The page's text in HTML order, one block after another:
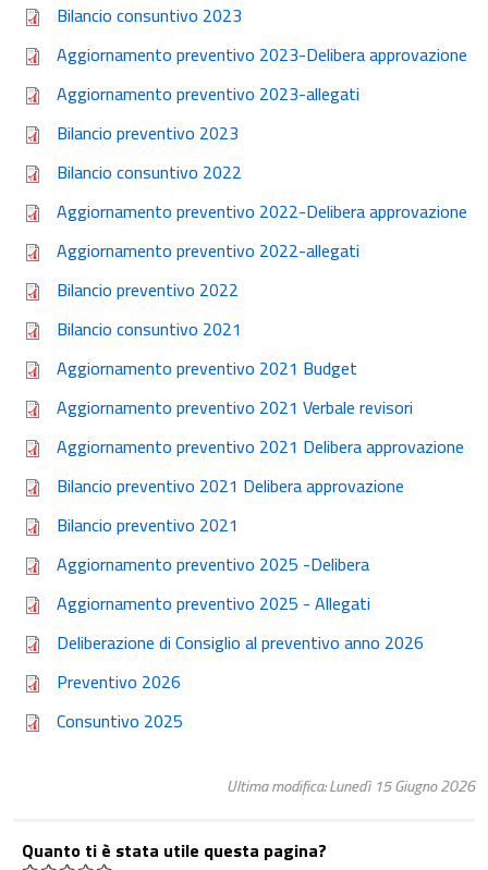
Bilancio consuntivo 2023
Aggiornamento preventivo 2023-Delibera approvazione
Aggiornamento preventivo 2023-allegati
Bilancio preventivo 2023
Bilancio consuntivo 2022
Aggiornamento preventivo 2022-Delibera approvazione
Aggiornamento preventivo 2022-allegati
Bilancio preventivo 2022
Bilancio consuntivo 2021
Aggiornamento preventivo 2021 Budget
Aggiornamento preventivo 2021 Verbale revisori
Aggiornamento preventivo 2021 Delibera approvazione
Bilancio preventivo 2021 Delibera approvazione
Bilancio preventivo 2021
Aggiornamento preventivo 2025 -Delibera
Aggiornamento preventivo 2025 - Allegati
Deliberazione di Consiglio al preventivo anno 2026
Preventivo 2026
Consuntivo 2025
Ultima modifica: Lunedì 15 Giugno 2026
Quanto ti è stata utile questa pagina?